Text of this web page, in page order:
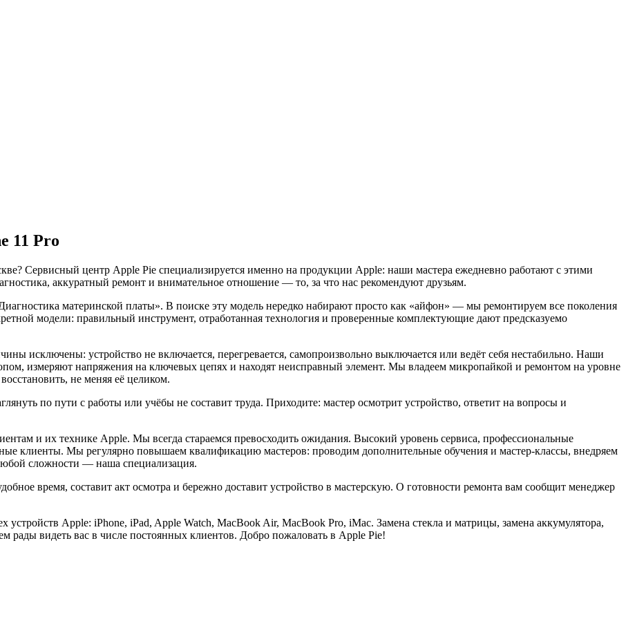
11 Pro
Сервисный центр Apple Pie специализируется именно на продукции Apple: наши мастера ежедневно работают с этими
аккуратный ремонт и внимательное отношение — то, за что нас рекомендуют друзьям.
материнской платы». В поиске эту модель нередко набирают просто как «айфон» — мы ремонтируем все поколения
модели: правильный инструмент, отработанная технология и проверенные комплектующие дают предсказуемо
исключены: устройство не включается, перегревается, самопроизвольно выключается или ведёт себя нестабильно. Наши
измеряют напряжения на ключевых цепях и находят неисправный элемент. Мы владеем микропайкой и ремонтом на уровне
не меняя её целиком.
по пути с работы или учёбы не составит труда. Приходите: мастер осмотрит устройство, ответит на вопросы и
и их технике Apple. Мы всегда стараемся превосходить ожидания. Высокий уровень сервиса, профессиональные
клиенты. Мы регулярно повышаем квалификацию мастеров: проводим дополнительные обучения и мастер-классы, внедряем
сложности — наша специализация.
время, составит акт осмотра и бережно доставит устройство в мастерскую. О готовности ремонта вам сообщит менеджер
Apple: iPhone, iPad, Apple Watch, MacBook Air, MacBook Pro, iMac. Замена стекла и матрицы, замена аккумулятора,
видеть вас в числе постоянных клиентов. Добро пожаловать в Apple Pie!